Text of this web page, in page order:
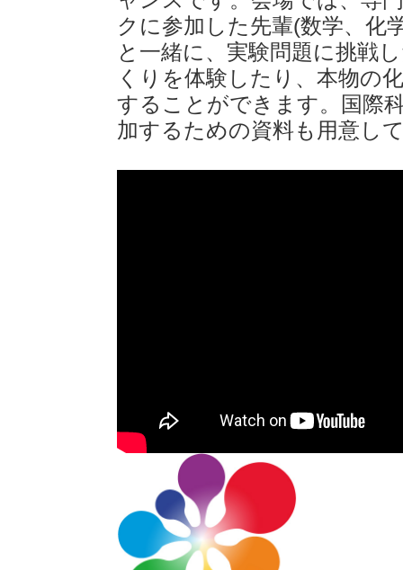
クに参加した先輩(数学、化
と一緒に、実験問題に挑戦
くりを体験したり、本物の
することができます。国際
加するための資料も用意し